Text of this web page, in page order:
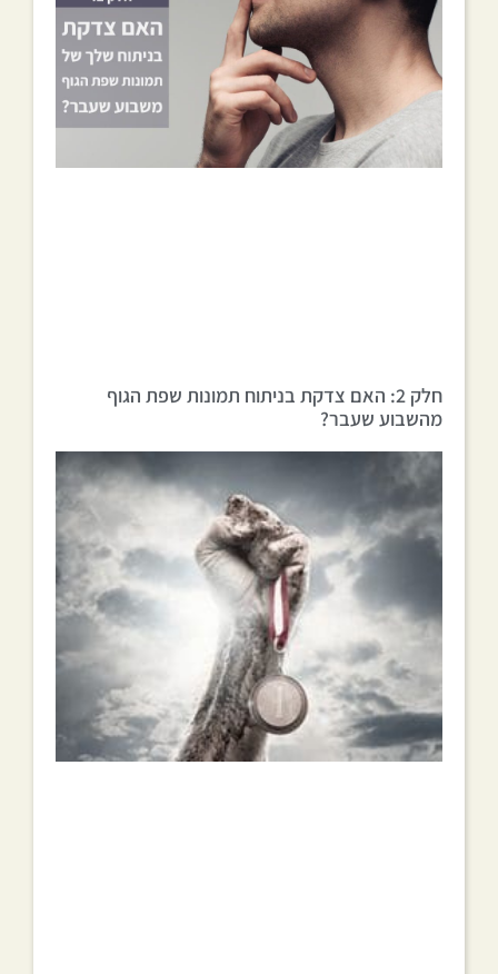
חלק 2: האם צדקת בניתוח תמונות שפת הגוף
מהשבוע שעבר?